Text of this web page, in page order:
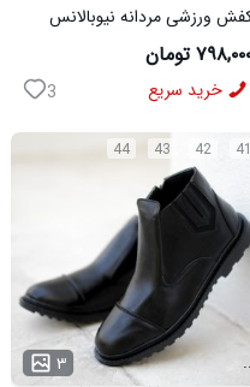
ورزشی مردانه نیوبالانس
مدل NB مشکیتومان
خرید سریع 3
41
42
43
44
۳